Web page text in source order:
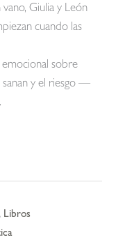
Giulia y León
cuando las
sobre
sanan y el riesgo —
Libros